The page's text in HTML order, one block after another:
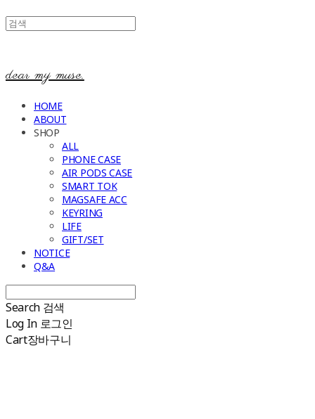
dear my muse.
HOME
ABOUT
SHOP
ALL
PHONE CASE
AIR PODS CASE
SMART TOK
MAGSAFE ACC
KEYRING
LIFE
GIFT/SET
NOTICE
Q&A
Search 검색
Log In 로그인
Cart장바구니